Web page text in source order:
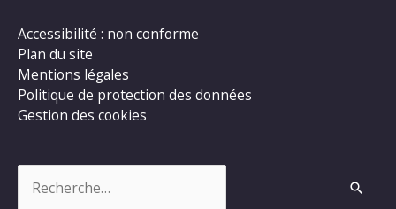
Accessibilité : non conforme
Plan du site
Mentions légales
Politique de protection des données
Gestion des cookies